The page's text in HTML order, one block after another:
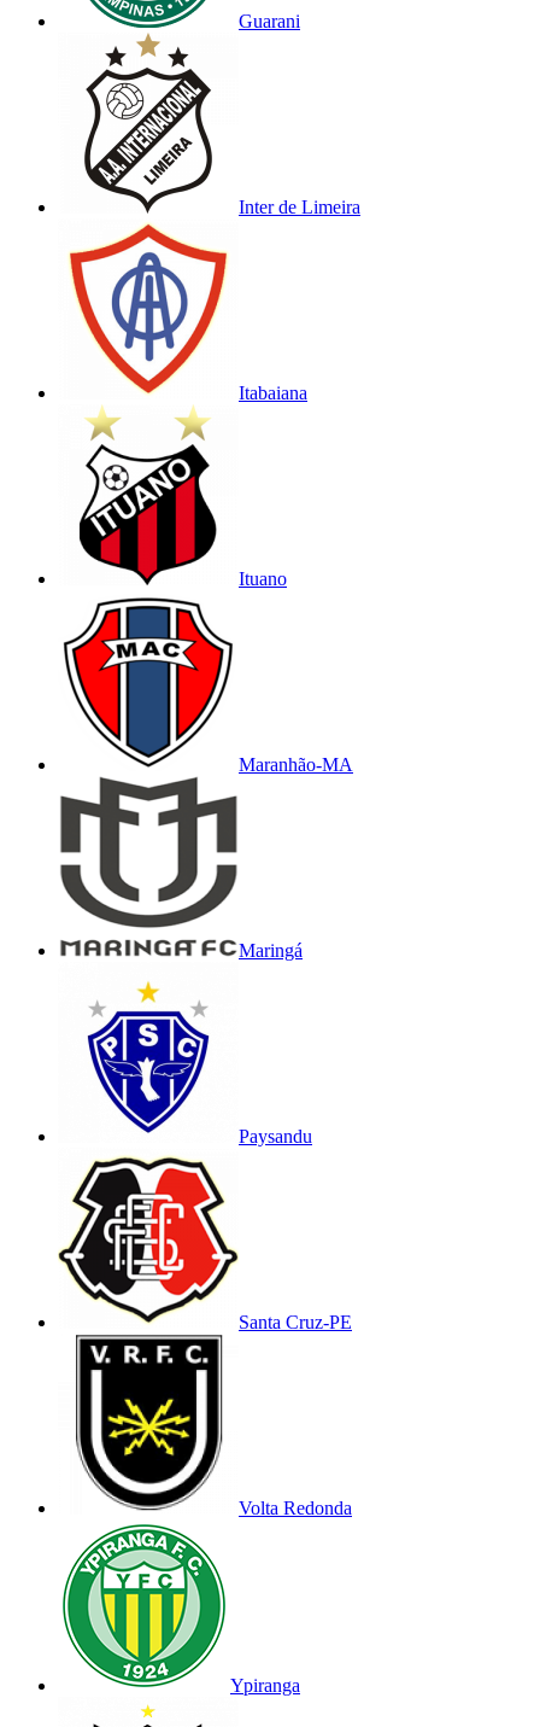
Guarani
Inter de Limeira
Itabaiana
Ituano
Maranhão-MA
Maringá
Paysandu
Santa Cruz-PE
Volta Redonda
Ypiranga